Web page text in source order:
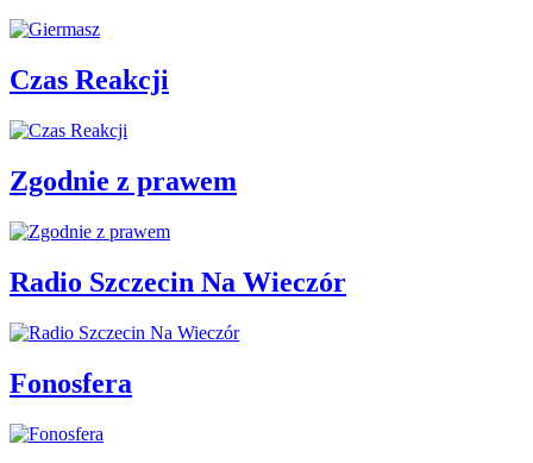
Czas Reakcji
Zgodnie z prawem
Radio Szczecin Na Wieczór
Fonosfera